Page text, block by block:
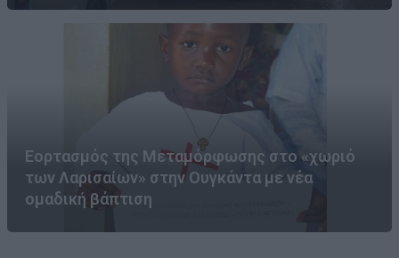
Εορτασμός της Μεταμόρφωσης στο «χωριό
των Λαρισαίων» στην Ουγκάντα με νέα
ομαδική βάπτιση